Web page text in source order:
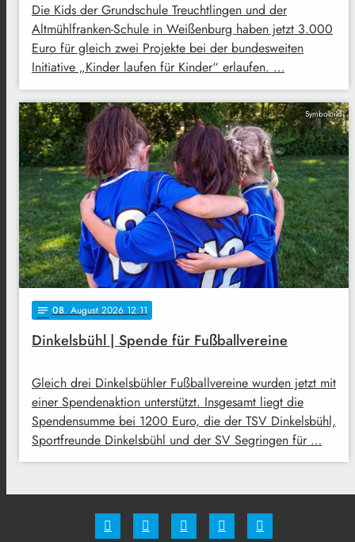
Die Kids der Grundschule Treuchtlingen und der
Altmühlfranken-Schule in Weißenburg haben jetzt 3.000
Euro für gleich zwei Projekte bei der bundesweiten
Initiative „Kinder laufen für Kinder“ erlaufen. …
Symbolbild
notes 08. August 2026 12:11
Dinkelsbühl | Spende für Fußballvereine
Gleich drei Dinkelsbühler Fußballvereine wurden jetzt mit
einer Spendenaktion unterstützt. Insgesamt liegt die
Spendensumme bei 1200 Euro, die der TSV Dinkelsbühl,
Sportfreunde Dinkelsbühl und der SV Segringen für …